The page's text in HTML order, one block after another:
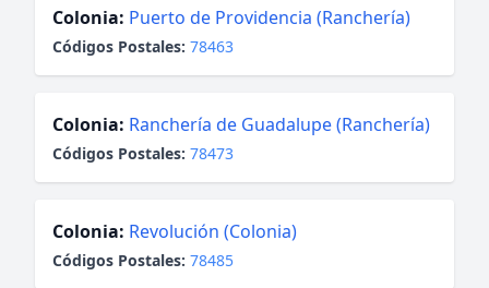
Colonia: Puerto de Providencia (Ranchería)
Códigos Postales: 78463
Colonia: Ranchería de Guadalupe (Ranchería)
Códigos Postales: 78473
Colonia: Revolución (Colonia)
Códigos Postales: 78485